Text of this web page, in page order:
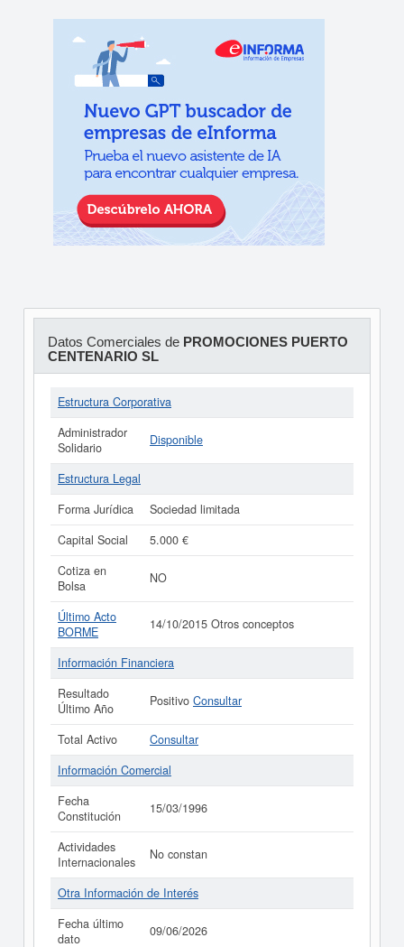
Datos Comerciales de PROMOCIONES PUERTO
CENTENARIO SL
Estructura Corporativa
Administrador
Solidario
Disponible
Estructura Legal
Forma Jurídica
Sociedad limitada
Capital Social
5.000 €
Cotiza en
Bolsa
NO
Último Acto
BORME
14/10/2015 Otros conceptos
Información Financiera
Resultado
Último Año
Positivo Consultar
Total Activo
Consultar
Información Comercial
Fecha
Constitución
15/03/1996
Actividades
Internacionales
No constan
Otra Información de Interés
Fecha último
dato
09/06/2026